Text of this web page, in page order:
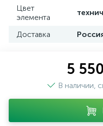
Цвет
элемента
Доставка
5
В наличии,